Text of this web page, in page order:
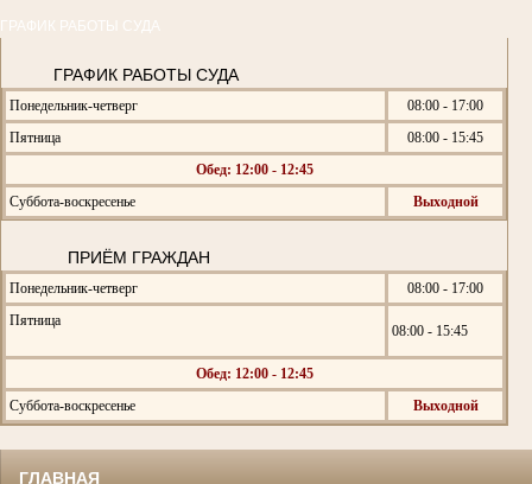
ГРАФИК РАБОТЫ СУДА
ГРАФИК РАБОТЫ СУДА
Понедельник-четверг
08:00 - 17:00
Пятница
08:00 - 15:45
Обед: 12:00 - 12:45
Суббота-воскресенье
Выходной
ПРИЁМ ГРАЖДАН
Понедельник-четверг
08:00 - 17:00
Пятница
08:00 - 15:45
Обед: 12:00 - 12:45
Суббота-воскресенье
Выходной
ГЛАВНАЯ